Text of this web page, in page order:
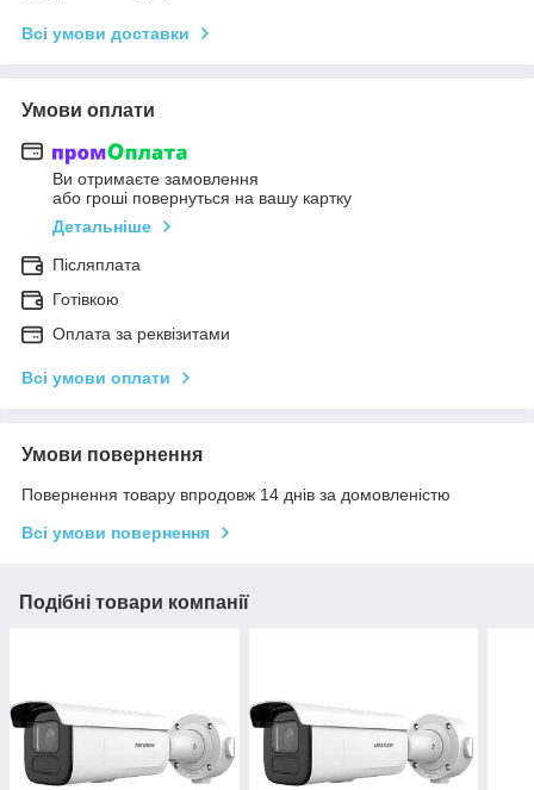
Всі умови доставки
Умови оплати
Ви отримаєте замовлення
або гроші повернуться на вашу картку
Детальніше
Післяплата
Готівкою
Оплата за реквізитами
Всі умови оплати
Умови повернення
Повернення товару впродовж 14 днів за домовленістю
Всі умови повернення
Подібні товари компанії